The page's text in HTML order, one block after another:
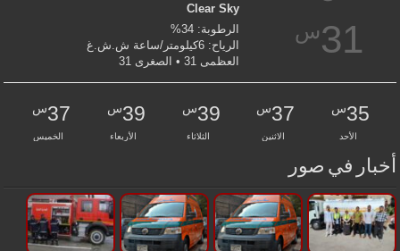
31س
Clear Sky
الرطوبة: 34%
الرياح: 6كيلومتر/ساعة ش.ش.غ
العظمى 31 • الصغرى 31
35س
الأحد
37س
الاثنين
39س
الثلاثاء
39س
الأربعاء
37س
الخميس
أخبار في صور